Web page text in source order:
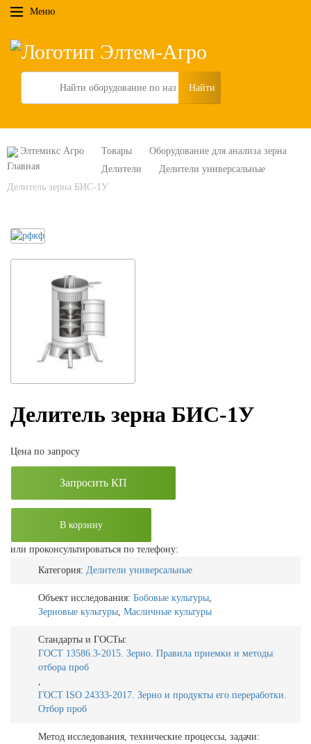
Меню
Search
Элтемикс Агро Товары
Оборудование для анализа зерна
Делители
Делители универсальные
Делитель зерна БИС-1У
Делитель зерна БИС-1У
Цена по запросу
Запросить КП
В корзину
или проконсультироваться по телефону:
Категория: Делители универсальные
Объект исследования: Бобовые культуры
Зерновые культуры Масличные культуры
Стандарты и ГОСТы:
ГОСТ 13586.3-2015. Зерно. Правила приемки и методы
отбора проб
ГОСТ ISO 24333-2017. Зерно и продукты его переработки.
Отбор проб
Метод исследования, технические процессы, задачи: